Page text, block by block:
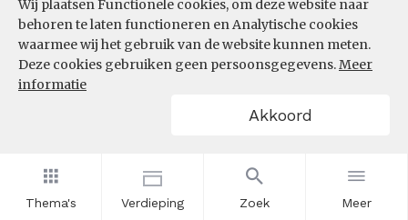
Thema's Verdieping Zoek Meer
Wij plaatsen Functionele cookies, om deze website naar
behoren te laten functioneren en Analytische cookies
waarmee wij het gebruik van de website kunnen meten.
Deze cookies gebruiken geen persoonsgegevens.Meer
informatie
Akkoord
TOP 10 REGIO'S MET KLEINSTE
AANDEEL TEKORT AAN
ARBEIDSKRACHTEN
Filters